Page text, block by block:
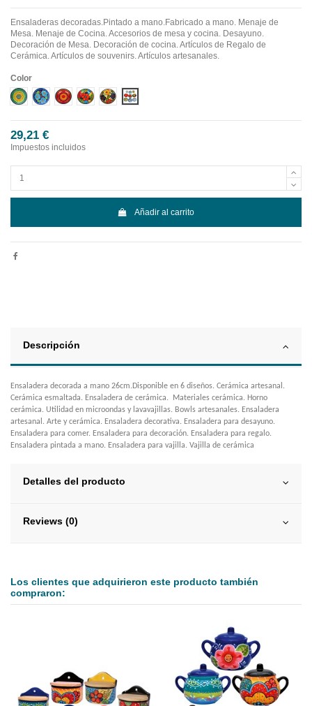
Ensaladeras decoradas.Pintado a mano.Fabricado a mano. Menaje de
Mesa. Menaje de Cocina. Accesorios de mesa y cocina. Desayuno.
Decoración de Mesa. Decoración de cocina. Artículos de Regalo de
Cerámica. Artículos de souvenirs. Artículos artesanales.
Color
Diseño 1Diseño 2Diseño 3Diseño 4Diseño 5Diseño 6
29,21 €
Impuestos incluidos
Añadir al carrito
Descripción
Ensaladera decorada a mano 26cm.Disponible en 6 diseños. Cerámica artesanal.
Cerámica esmaltada. Ensaladera de cerámica. Materiales cerámica. Horno
cerámica. Utilidad en microondas y lavavajillas. Bowls artesanales. Ensaladera
artesanal. Arte y cerámica. Ensaladera decorativa. Ensaladera para desayuno.
Ensaladera para comer. Ensaladera para decoración. Ensaladera para regalo.
Ensaladera pintada a mano. Ensaladera para vajilla. Vajilla de cerámica
Detalles del producto
Reviews (0)
Los clientes que adquirieron este producto también
compraron: